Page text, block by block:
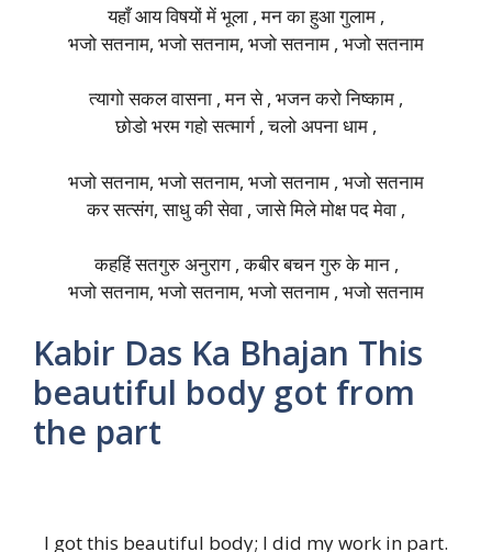
यहाँ आय विषयों में भूला , मन का हुआ गुलाम ,
भजो सतनाम, भजो सतनाम, भजो सतनाम , भजो सतनाम
त्यागो सकल वासना , मन से , भजन करो निष्काम ,
छोडो भरम गहो सत्मार्ग , चलो अपना धाम ,
भजो सतनाम, भजो सतनाम, भजो सतनाम , भजो सतनाम
कर सत्संग, साधु की सेवा , जासे मिले मोक्ष पद मेवा ,
कहहिं सतगुरु अनुराग , कबीर बचन गुरु के मान ,
भजो सतनाम, भजो सतनाम, भजो सतनाम , भजो सतनाम
Kabir Das Ka Bhajan This
beautiful body got from
the part
I got this beautiful body; I did my work in part.